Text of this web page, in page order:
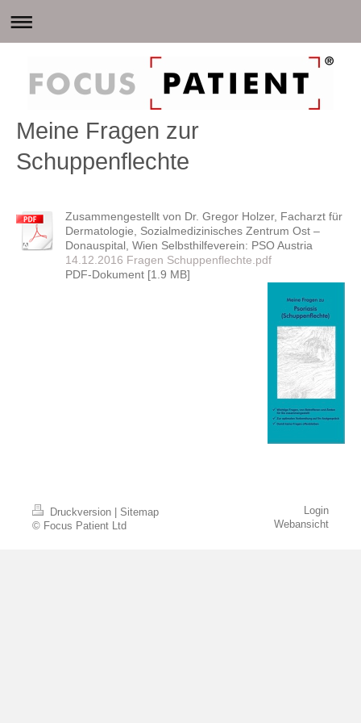
Meine Fragen zur
Schuppenflechte
Zusammengestellt von Dr. Gregor Holzer, Facharzt für
Dermatologie, Sozialmedizinisches Zentrum Ost –
Donauspital, Wien Selbsthilfeverein: PSO Austria
14.12.2016 Fragen Schuppenflechte.pdf
PDF-Dokument [1.9 MB]
Druckversion
Sitemap
© Focus Patient Ltd
Login
Webansicht